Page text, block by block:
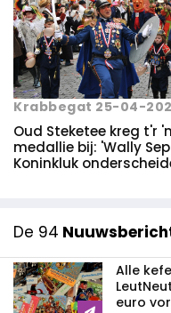
Krabbegat 25-04-
Oud Steketee kreg t'r 'n
medallie bij: 'Wally Sep
Koninkluk
De 94
Alle
euro